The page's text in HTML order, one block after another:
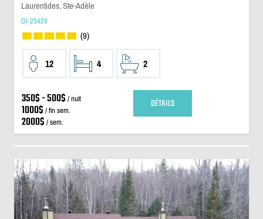
Laurentides, Ste-Adèle
DI-25428
(9)
12 4 2
350$ - 500$ / nuit
1000$ / fin sem.
2000$ / sem.
DÉTAILS